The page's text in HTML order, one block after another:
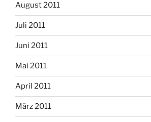
August 2011
Juli 2011
Juni 2011
Mai 2011
April 2011
März 2011